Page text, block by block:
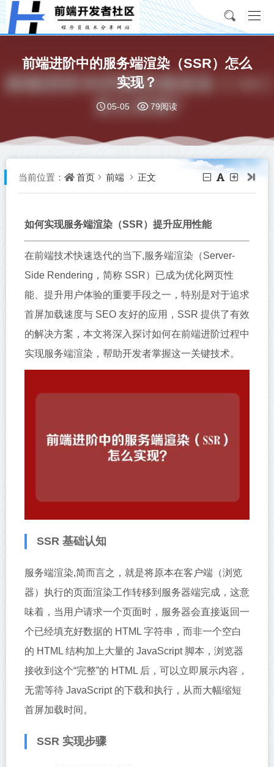
前端进阶中的服务端渲染（SSR）怎么
实现？
05-05 79阅读
当前位置： 首页 前端 正文
如何实现服务端渲染（SSR）提升应用性能
在前端技术快速迭代的当下,服务端渲染（Server-
Side Rendering，简称 SSR）已成为优化网页性
能、提升用户体验的重要手段之一，特别是对于追求
首屏加载速度与 SEO 友好的应用，SSR 提供了有效
的解决方案，本文将深入探讨如何在前端进阶过程中
实现服务端渲染，帮助开发者掌握这一关键技术。
SSR 基础认知
服务端渲染,简而言之，就是将原本在客户端（浏览
器）执行的页面渲染工作转移到服务器端完成，这意
味着，当用户请求一个页面时，服务器会直接返回一
个已经填充好数据的 HTML 字符串，而非一个空白
的 HTML 结构加上大量的 JavaScript 脚本，浏览器
接收到这个“完整”的 HTML 后，可以立即展示内容，
无需等待 JavaScript 的下载和执行，从而大幅缩短
首屏加载时间。
SSR 实现步骤